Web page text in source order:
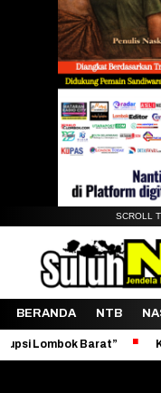
SCROLL
BERANDA NTB
Barat” Keributan Itu